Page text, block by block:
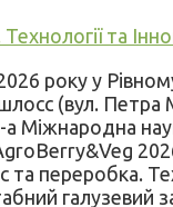
та
року у
(вул. Петра
а Міжнародна
та переробка.
галузевий